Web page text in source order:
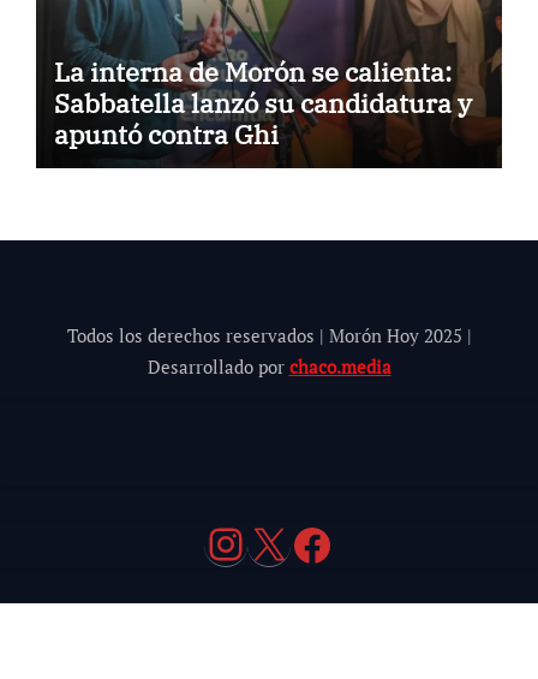
La interna de Morón se calienta:
Sabbatella lanzó su candidatura y
apuntó contra Ghi
Todos los derechos reservados | Morón Hoy 2025 |
Desarrollado por chaco.media
Instagram
X Facebook